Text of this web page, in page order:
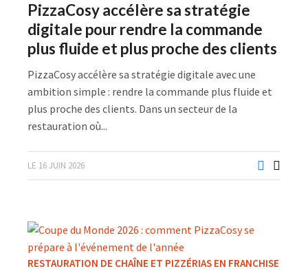
PizzaCosy accélère sa stratégie
digitale pour rendre la commande
plus fluide et plus proche des clients
PizzaCosy accélère sa stratégie digitale avec une
ambition simple : rendre la commande plus fluide et
plus proche des clients. Dans un secteur de la
restauration où...
LE 16 JUIN 2026
RESTAURATION DE CHAÎNE ET PIZZÉRIAS EN FRANCHISE